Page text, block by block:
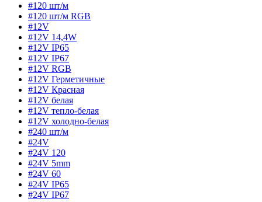
#120 шт/м
#120 шт/м RGB
#12V
#12V 14,4W
#12V IP65
#12V IP67
#12V RGB
#12V Герметичные
#12V Красная
#12V белая
#12V тепло-белая
#12V холодно-белая
#240 шт/м
#24V
#24V 120
#24V 5mm
#24V 60
#24V IP65
#24V IP67